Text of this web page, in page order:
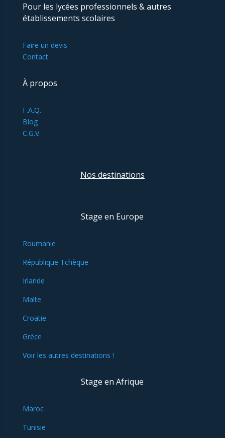
Pour les lycées professionnels & autres
établissements scolaires
Faire un devis
Contact
À propos
F.A.Q.
Blog
C.G.V.
Nos destinations
Stage en Europe
Roumanie
République Tchèque
Irlande
Malte
Croatie
Grèce
Voir les autres destinations !
Stage en Afrique
Maroc
Tunisie